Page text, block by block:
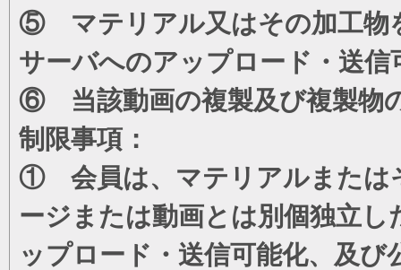
⑤ マテリアル又はその加工物
サーバへのアップロード・送信
⑥ 当該動画の複製及び複製物
制限事項：
① 会員は、マテリアルまたは
ージまたは動画とは別個独立
ップロード・送信可能化、及